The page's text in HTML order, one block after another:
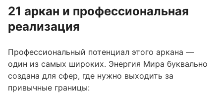
21 аркан и профессиональная
реализация
Профессиональный потенциал этого аркана —
один из самых широких. Энергия Мира буквально
создана для сфер, где нужно выходить за
привычные границы: